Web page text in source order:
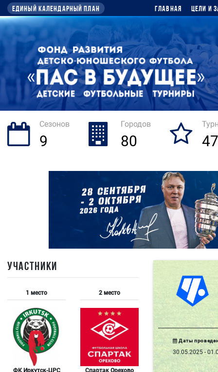
Единый календарный план Главная Цели и
Сезонов
9
Городов
80
УЧАСТНИКИ
1 место
ФК Иркутск-ЦРС
2 место
Спартак Орехово
Даты
30.05.2025 -